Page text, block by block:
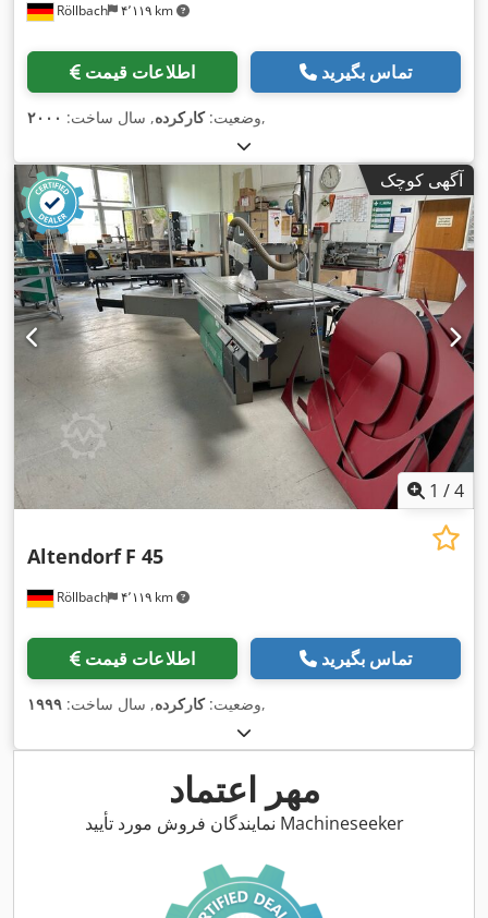
Röllbach ۴٬۱۱۹ km
اطلاعات قیمت تماس بگیرید
وضعیت:کارکرده, سال ساخت: ۲۰۰۰ ,
آگهی کوچک
1 /4
Röllbach ۴٬۱۱۹ km
Altendorf F 45
اطلاعات قیمت تماس بگیرید
وضعیت:کارکرده, سال ساخت: ۱۹۹۹ ,
مهر اعتماد
نمایندگان فروش مورد تأیید Machineseeker